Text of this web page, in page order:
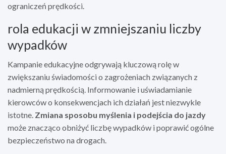
ograniczeń prędkości.
rola edukacji w zmniejszaniu liczby
wypadków
Kampanie edukacyjne odgrywają kluczową rolę w
zwiększaniu świadomości o zagrożeniach związanych z
nadmierną prędkością. Informowanie i uświadamianie
kierowców o konsekwencjach ich działań jest niezwykle
istotne. Zmiana sposobu myślenia i podejścia do jazdy
może znacząco obniżyć liczbę wypadków i poprawić ogólne
bezpieczeństwo na drogach.